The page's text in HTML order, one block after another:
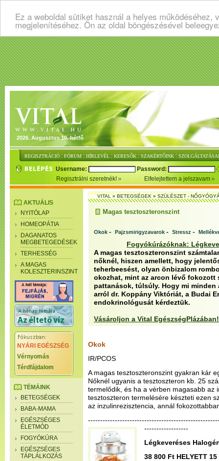
Ez a weboldal sütiket használ a helyes
megjelenítéséhez. Ön az oldal böngészésével
2026. Augusztus 10. hétfő
REGISZTRÁCIÓ : FÓRUM : HÍRLEVÉL : KERESŐK : SZAKÉRTŐINK :
Username:
Password:
Regisztrálni szeretnék!
Elfelejtettem a jelszavam
AKTUÁLIS
NYITÓLAP
HOMEOPÁTIA
DAGANATOS
MEGBETEGEDÉSEK
TERHESSÉG
A MAGAS
KOLESZTERINSZINT
NYÁRI EGÉSZSÉG
Vérnyomás
Térdfájdalom
TÉMÁINK
BETEGSÉGEK
BABA-MAMA
EGÉSZSÉGES
ÉLETMÓD
FOGYÓKÚRA
EGÉSZSÉGES
TÁPLÁLKOZÁS
VITAL»BETEGSÉGEK»SZÜLÉSZET -
Magas tesztoszteronszint
Okok - Pajzsmirigyzavarok - Stressz -
Fogyókúrázóknak:
A magas tesztoszteronszint
nőknél, hiszen amellett, hogy
teherbeesést, olyan önbizalom
okozhat, mint az arcon lévő fokozott
pattanások, túlsúly. Hogy mi
arról dr. Koppány Viktóriát, a Budai
endokrinológusát kérdeztük.
Vásároljon a Vital EgészségPlázában!
Okok
IR/PCOS
A magas tesztoszteronszint gyakran kár
Nőknél ugyanis a tesztoszteron kb. 25
termelődik, és ha a vérben magasabb az
tesztoszteron termelésére készteti ezen
az inzulinrezisztencia, annál
------------------
Légkeveréses
38 800 Ft HELYETT